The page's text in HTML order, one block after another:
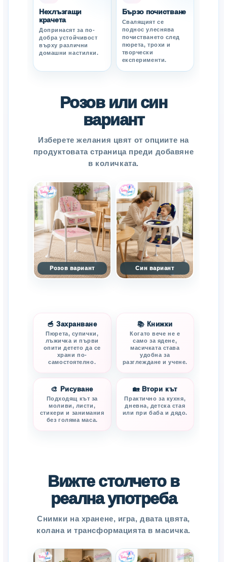
Нехлъзгащи
крачета
Допринасят за по-
добра устойчивост
върху различни
домашни настилки.
Бързо почистване
Свалящият се
поднос улеснява
почистването след
пюрета, трохи и
творчески
експерименти.
Розов или син
вариант
Изберете желания цвят от опциите на
продуктовата страница преди добавяне
в количката.
Розов вариант Син вариант
🥣 Захранване
Пюрета, супички,
лъжичка и първи
опити детето да се
храни по-
самостоятелно.
📚 Книжки
Когато вече не е
само за ядене,
масичката става
удобна за
разглеждане и учене.
🎨 Рисуване
Подходящ кът за
моливи, листи,
стикери и занимания
без голяма маса.
🏡 Втори кът
Практично за кухня,
дневна, детска стая
или при баба и дядо.
Вижте столчето в
реална употреба
Снимки на хранене, игра, двата цвята,
колана и трансформацията в масичка.